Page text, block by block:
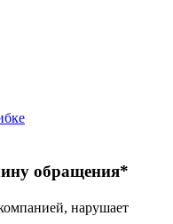
обращения*
нарушает